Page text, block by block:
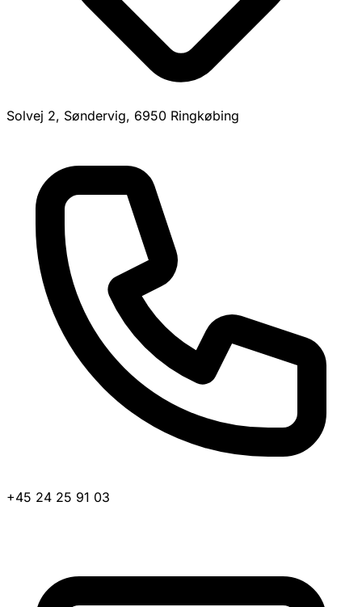
Solvej 2, Søndervig, 6950 Ringkøbing
+45 24 25 91 03